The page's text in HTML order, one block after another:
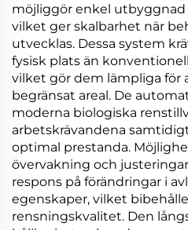
möjliggör enkel
vilket ger skalbarhet när
utvecklas. Dessa system
fysisk plats än
vilket gör dem lämpliga för
begränsat areal. De
moderna biologiska
arbetskrävandena
optimal prestanda.
övervakning och
respons på förändringar i
egenskaper, vilket
rensningskvalitet. Den